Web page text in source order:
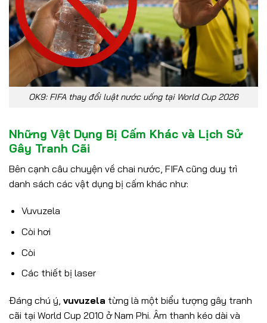
OK9: FIFA thay đổi luật nước uống tại World Cup 2026
Những Vật Dụng Bị Cấm Khác và Lịch Sử
Gây Tranh Cãi
Bên cạnh câu chuyện về chai nước, FIFA cũng duy trì
danh sách các vật dụng bị cấm khác như:
Vuvuzela
Còi hơi
Còi
Các thiết bị laser
Đáng chú ý, vuvuzela từng là một biểu tượng gây tranh
cãi tại World Cup 2010 ở Nam Phi. Âm thanh kéo dài và